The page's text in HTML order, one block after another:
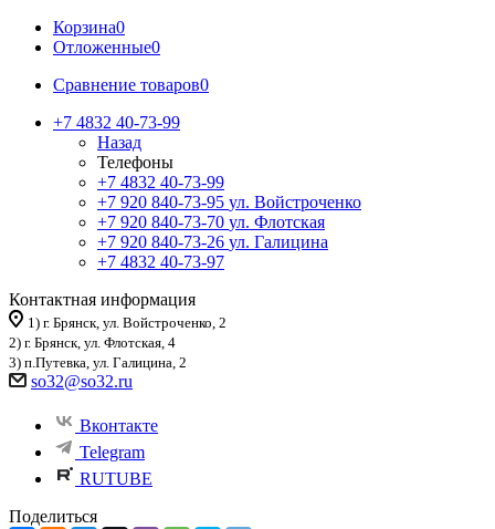
Корзина0
Отложенные0
Сравнение товаров0
+7 4832 40-73-99
Назад
Телефоны
+7 4832 40-73-99
+7 920 840-73-95 ул. Войстроченко
+7 920 840-73-70 ул. Флотская
+7 920 840-73-26 ул. Галицина
+7 4832 40-73-97
Контактная информация
1) г. Брянск, ул. Войстроченко, 2
2) г. Брянск, ул. Флотская, 4
3) п.Путевка, ул. Галицина, 2
so32@so32.ru
Вконтакте
Telegram
RUTUBE
Поделиться